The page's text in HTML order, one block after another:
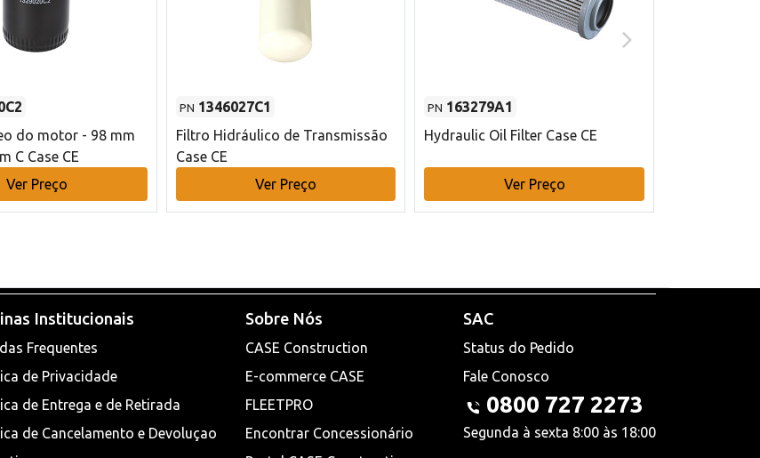
do motor - 98 mm
C Case CE
Ver Preço
PN 1346027C1
Filtro Hidráulico de Transmissão
Case CE
Ver Preço
PN 163279A1
Hydraulic Oil Filter Case CE
Ver Preço
Institucionais
Frequentes
de Privacidade
de Entrega e de Retirada
de Cancelamento e Devoluçao
Sobre Nós
CASE Construction
E-commerce CASE
FLEETPRO
Encontrar Concessionário
SAC
Status do Pedido
Fale Conosco
0800 727 2273
Segunda à sexta 8:00 às 18:00